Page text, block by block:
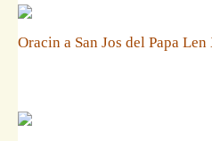
Oracin a San Jos del Papa